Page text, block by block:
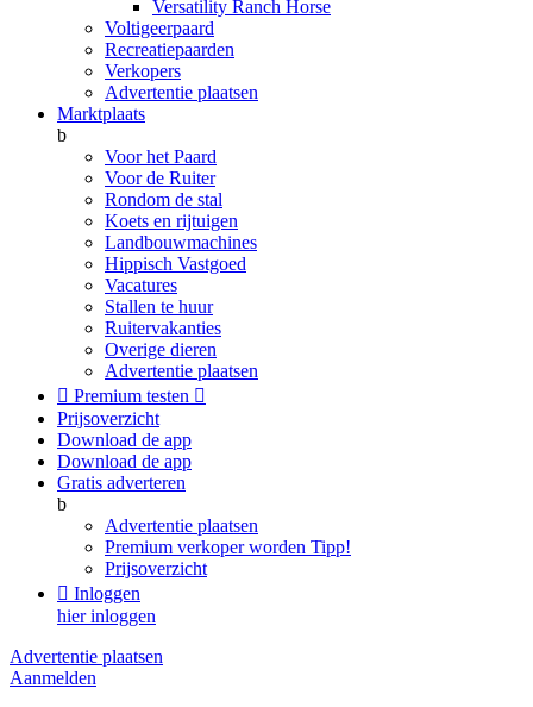
Versatility Ranch Horse
Voltigeerpaard
Recreatiepaarden
Verkopers
Advertentie plaatsen
Marktplaats
b
Voor het Paard
Voor de Ruiter
Rondom de stal
Koets en rijtuigen
Landbouwmachines
Hippisch Vastgoed
Vacatures
Stallen te huur
Ruitervakanties
Overige dieren
Advertentie plaatsen
 Premium testen 
Prijsoverzicht
Download de app
Download de app
Gratis adverteren
b
Advertentie plaatsen
Premium verkoper worden Tipp!
Prijsoverzicht
 Inloggen
hier inloggen
Advertentie plaatsen
Aanmelden